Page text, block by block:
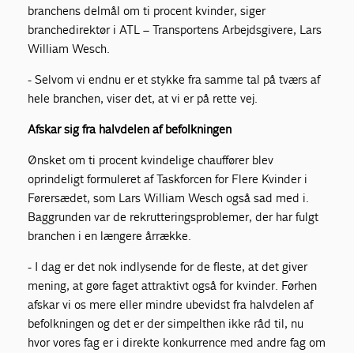
branchens delmål om ti procent kvinder, siger
branchedirektør i ATL – Transportens Arbejdsgivere, Lars
William Wesch.
- Selvom vi endnu er et stykke fra samme tal på tværs af
hele branchen, viser det, at vi er på rette vej.
Afskar sig fra halvdelen af befolkningen
Ønsket om ti procent kvindelige chauffører blev
oprindeligt formuleret af Taskforcen for Flere Kvinder i
Førersædet, som Lars William Wesch også sad med i.
Baggrunden var de rekrutteringsproblemer, der har fulgt
branchen i en længere årrække.
- I dag er det nok indlysende for de fleste, at det giver
mening, at gøre faget attraktivt også for kvinder. Førhen
afskar vi os mere eller mindre ubevidst fra halvdelen af
befolkningen og det er der simpelthen ikke råd til, nu
hvor vores fag er i direkte konkurrence med andre fag om